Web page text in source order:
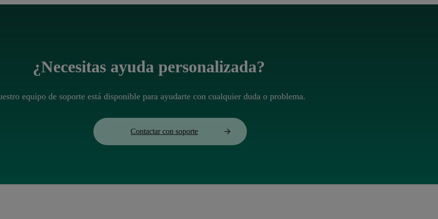
¿Necesitas ayuda personalizada?
equipo de soporte está disponible para ayudarte con cualquier duda o problema.
Contactar con soporte